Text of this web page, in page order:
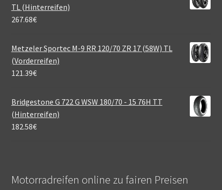
TL (Hinterreifen)
267.68€
Metzeler Sportec M-9 RR 120/70 ZR 17 (58W) TL
(Vorderreifen)
121.39€
Bridgestone G 722 G WSW 180/70 - 15 76H TT
(Hinterreifen)
182.58€
Motorradreifen online zu fairen Preisen